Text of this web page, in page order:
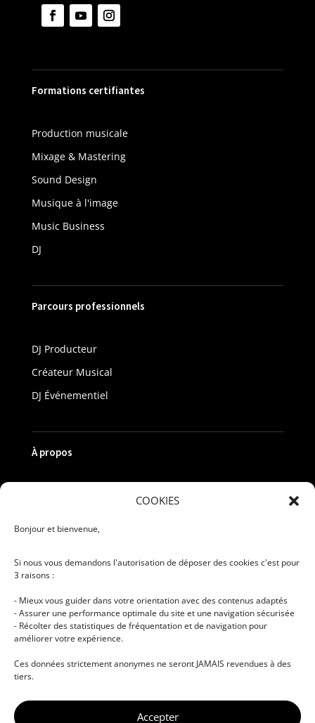
COOKIES
Bonjour et bienvenue,
Si nous vous demandons l'autorisation de déposer des cookies c'est pour
3 raisons :
- Mieux vous guider dans votre orientation avec des contenus adaptés
- Assurer une performance optimale du site et une navigation sécurisée
- Récolter des statistiques de fréquentation et de navigation pour
améliorer votre expérience.
Ces données strictement anonymes ne seront JAMAIS revendues à des
tiers.
Accepter
Formations certifiantes
Production musicale
Mixage & Mastering
Sound Design
Musique à l'image
Music Business
DJ
Parcours professionnels
DJ Producteur
Créateur Musical
DJ Événementiel
À propos
Merchandising
Contact
Informations légales
Politique de confidentialité